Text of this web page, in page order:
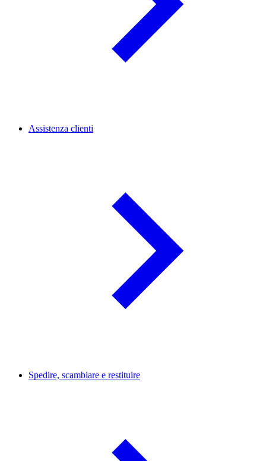
Assistenza clienti
Spedire, scambiare e restituire